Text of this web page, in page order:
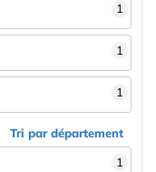
1
1
1
Tri par département
1